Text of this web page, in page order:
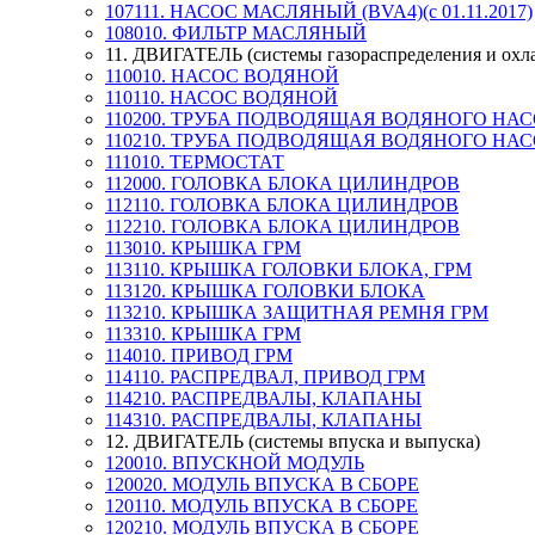
107111. НАСОС МАСЛЯНЫЙ (BVA4)(с 01.11.2017)
108010. ФИЛЬТР МАСЛЯНЫЙ
11. ДВИГАТЕЛЬ (системы газораспределения и
110010. НАСОС ВОДЯНОЙ
110110. НАСОС ВОДЯНОЙ
110200. ТРУБА ПОДВОДЯЩАЯ ВОДЯНОГО
110210. ТРУБА ПОДВОДЯЩАЯ ВОДЯНОГО
111010. ТЕРМОСТАТ
112000. ГОЛОВКА БЛОКА ЦИЛИНДРОВ
112110. ГОЛОВКА БЛОКА ЦИЛИНДРОВ
112210. ГОЛОВКА БЛОКА ЦИЛИНДРОВ
113010. КРЫШКА ГРМ
113110. КРЫШКА ГОЛОВКИ БЛОКА, ГРМ
113120. КРЫШКА ГОЛОВКИ БЛОКА
113210. КРЫШКА ЗАЩИТНАЯ РЕМНЯ ГРМ
113310. КРЫШКА ГРМ
114010. ПРИВОД ГРМ
114110. РАСПРЕДВАЛ, ПРИВОД ГРМ
114210. РАСПРЕДВАЛЫ, КЛАПАНЫ
114310. РАСПРЕДВАЛЫ, КЛАПАНЫ
12. ДВИГАТЕЛЬ (системы впуска и выпуска)
120010. ВПУСКНОЙ МОДУЛЬ
120020. МОДУЛЬ ВПУСКА В СБОРЕ
120110. МОДУЛЬ ВПУСКА В СБОРЕ
120210. МОДУЛЬ ВПУСКА В СБОРЕ